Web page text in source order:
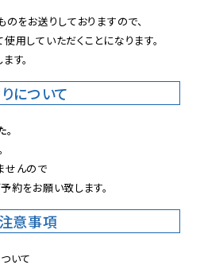
をお送りしておりますので、
用していただくことになります。
す。
について
せんので
約をお願い致します。
意事項